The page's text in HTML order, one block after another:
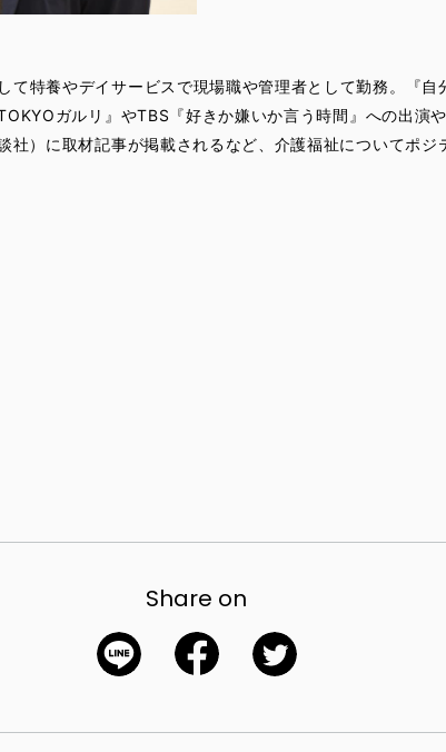
て特養やデイサービスで現場職や管理者として勤務。『自
ガルリ』やTBS『好きか嫌いか言う時間』への出演
社）に取材記事が掲載されるなど、介護福祉についてポジ
Share on